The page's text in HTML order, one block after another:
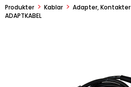
Produkter > Kablar > Adapter, Kontakter
ADAPTKABEL